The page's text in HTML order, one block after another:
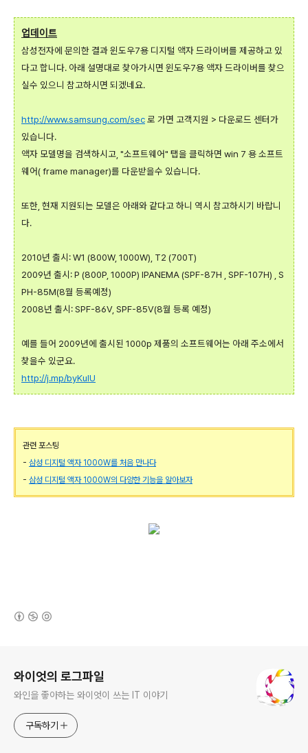
업데이트
삼성전자에 문의한 결과 윈도우7용 디지털 액자 드라이버를 제공하고 있
다고 합니다. 아래 설명대로 찾아가시면 윈도우7용 액자 드라이버를 찾으
실수 있으니 참고하시면 되겠네요.
http://www.samsung.com/sec로 가면 고객지원 > 다운로드 센터가
있습니다.
액자 모델명을 검색하시고, "소프트웨어" 탭을 클릭하면 win 7 용 소프트
웨어( frame manager)를 다운받을수 있습니다.
또한, 현재 지원되는 모델은 아래와 같다고 하니 역시 참고하시기 바랍니
다.
2010년 출시: W1 (800W, 1000W), T2 (700T)
2009년 출시: P (800P, 1000P) IPANEMA (SPF-87H , SPF-107H) , S
PH-85M(8월 등록예정)
2008년 출시: SPF-86V, SPF-85V(8월 등록 예정)
예를 들어 2009년에 출시된 1000p 제품의 소프트웨어는 아래 주소에서
찾을수 있군요.
http://j.mp/byKulU
관련 포스팅
- 삼성 디지털 액자 1000W를 처음 만나다
- 삼성 디지털 액자 1000W의 다양한 기능을 알아보자
와이엇의 로그파일
와인을 좋아하는 와이엇이 쓰는 IT 이야기
구독하기